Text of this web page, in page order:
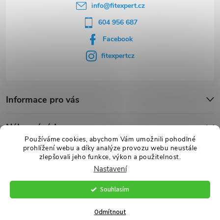
Používáme cookies, abychom Vám umožnili pohodlné
prohlížení webu a díky analýze provozu webu neustále
zlepšovali jeho funkce, výkon a použitelnost.
Nastavení
Odmítnout
Souhlasím
info@fitexpert.cz
604 956 687
Facebook
fitexpertcz
Informace pro vás
Nákupní rádce
Novinky
Vytvořil Shoptet Premium
FITexpert.cz. Všechna práva vyhrazena.